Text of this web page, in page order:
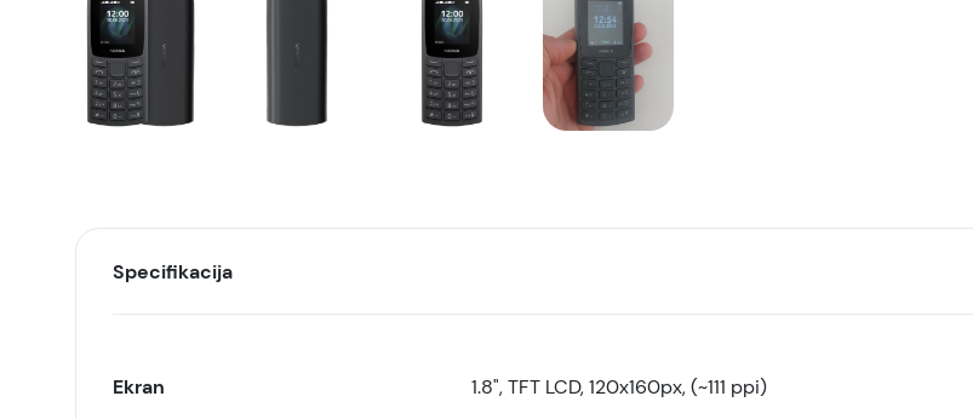
Specifikacija
Ekran 1.8", TFT LCD, 120x160px, (~111 ppi)